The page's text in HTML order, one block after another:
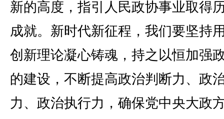
新的高度，指引人民政协事业取得
成就。新时代新征程，我们要坚持
创新理论凝心铸魂，持之以恒加强
的建设，不断提高政治判断力、政
力、政治执行力，确保党中央大政